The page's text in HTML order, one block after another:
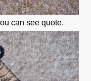
can see quote.